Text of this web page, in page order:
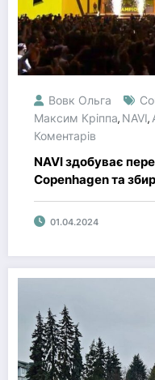
Вовк Ольга
Максим Кріппа, NAVI,
Коментарів
NAVI здобуває
Copenhagen та
“Азов”
01.04.2024